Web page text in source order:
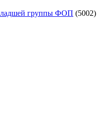
группы ФОП (5002)